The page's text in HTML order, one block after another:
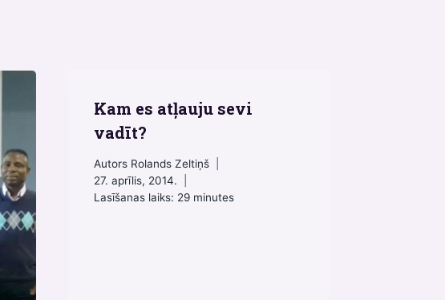
Kam es atļauju sevi
vadīt?
Autors Rolands Zeltiņš
27. aprīlis, 2014.
Lasīšanas laiks: 29 minutes